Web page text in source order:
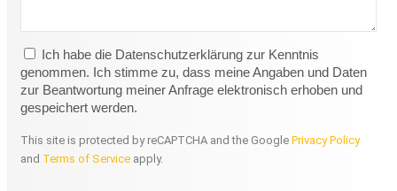
Ich habe die Datenschutzerklärung zur Kenntnis
genommen. Ich stimme zu, dass meine Angaben und Daten
zur Beantwortung meiner Anfrage elektronisch erhoben und
gespeichert werden.
This site is protected by reCAPTCHA and the Google Privacy Policy
and Terms of Service apply.